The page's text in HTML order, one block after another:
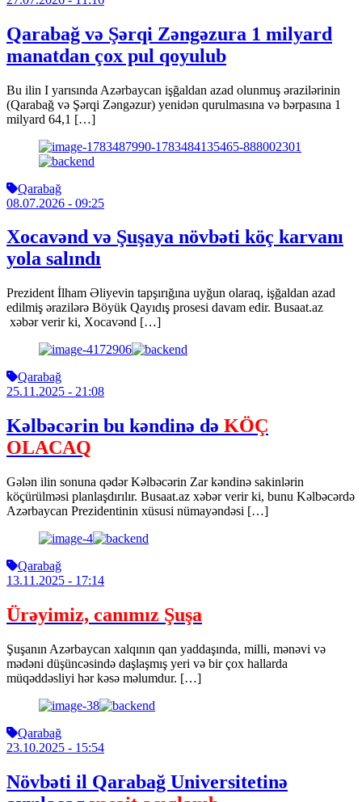
Qarabağ və Şərqi Zəngəzura 1 milyard
manatdan çox pul qoyulub
Bu ilin I yarısında Azərbaycan işğaldan azad olunmuş ərazilərinin
(Qarabağ və Şərqi Zəngəzur) yenidən qurulmasına və bərpasına 1
milyard 64,1 […]
Qarabağ
08.07.2026 - 09:25
Xocavənd və Şuşaya növbəti köç karvanı
yola salındı
Prezident İlham Əliyevin tapşırığına uyğun olaraq, işğaldan azad
edilmiş ərazilərə Böyük Qayıdış prosesi davam edir. Busaat.az
xəbər verir ki, Xocavənd […]
Qarabağ
25.11.2025 - 21:08
Kəlbəcərin bu kəndinə də KÖÇ
OLACAQ
Gələn ilin sonuna qədər Kəlbəcərin Zar kəndinə sakinlərin
köçürülməsi planlaşdırılır. Busaat.az xəbər verir ki, bunu Kəlbəcərdə
Azərbaycan Prezidentinin xüsusi nümayəndəsi […]
Qarabağ
13.11.2025 - 17:14
Ürəyimiz, canımız Şuşa
Şuşanın Azərbaycan xalqının qan yaddaşında, milli, mənəvi və
mədəni düşüncəsində daşlaşmış yeri və bir çox hallarda
müqəddəsliyi hər kəsə məlumdur. […]
Qarabağ
23.10.2025 - 15:54
Növbəti il Qarabağ Universitetinə